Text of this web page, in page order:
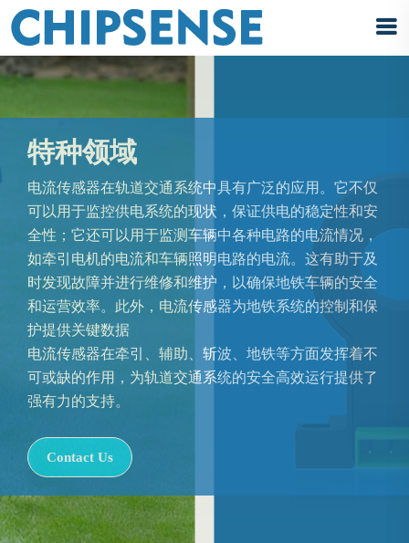
特种领域
电流传感器在轨道交通系统中具有广泛的应用。它不仅
可以用于监控供电系统的现状，保证供电的稳定性和安
全性；它还可以用于监测车辆中各种电路的电流情况，
如牵引电机的电流和车辆照明电路的电流。这有助于及
时发现故障并进行维修和维护，以确保地铁车辆的安全
和运营效率。此外，电流传感器为地铁系统的控制和保
护提供关键数据
电流传感器在牵引、辅助、斩波、地铁等方面发挥着不
可或缺的作用，为轨道交通系统的安全高效运行提供了
强有力的支持。
Contact Us